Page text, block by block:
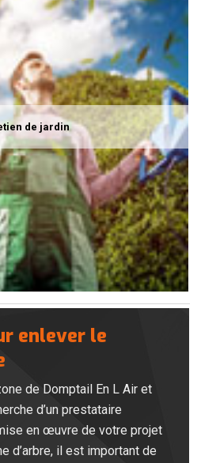
de jardin
enlever le
de Domptail En L Air et
d’un prestataire
en œuvre de votre projet
d’arbre, il est important de